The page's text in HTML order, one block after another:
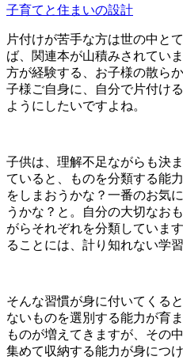
子育てと住まいの設計
片付けが苦手な方は世の中と
ば、関連本が山積みされてい
方が経験する、お子様の散ら
子様ご自身に、自分で片付け
ようにしたいですよね。
子供は、理解不足ながらも決
ていると、ものを分類する能
をしまおうかな？一番のお気
うかな？と。自分の大切なお
がらそれぞれを分類していま
ることには、計り知れない学
そんな習慣が身に付いてくる
ないものを選別する能力が育
ものが増えてきますが、その
集めて収納する能力が身につ